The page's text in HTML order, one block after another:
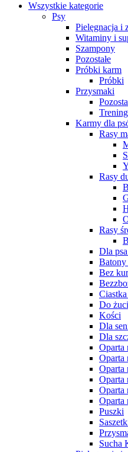
Wszystkie kategorie
Psy
Pielęgnacja i
Witaminy i
Szampony
Pozostałe
Próbki karm
Próbki
Przysmaki
Karmy dla
Rasy
Rasy
Rasy
Dla
Batony
Bez
Do
Kości
Dla
Dla
Oparta
Oparta
Oparta
Oparta
Oparta
Oparta
Puszki
Sucha